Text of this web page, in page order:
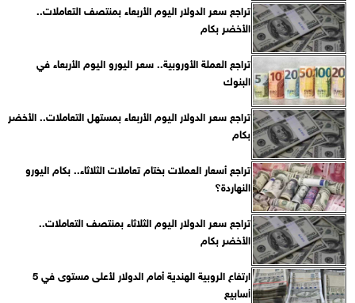
تراجع سعر الدولار اليوم الأربعاء بمنتصف التعاملات..
الأخضر بكام
تراجع العملة الأوروبية.. سعر اليورو اليوم الأربعاء في
البنوك
تراجع سعر الدولار اليوم الأربعاء بمستهل التعاملات.. الأخضر
بكام
تراجع أسعار العملات بختام تعاملات الثلاثاء.. بكام اليورو
النهاردة؟
تراجع سعر الدولار اليوم الثلاثاء بمنتصف التعاملات..
الأخضر بكام
ارتفاع الروبية الهندية أمام الدولار لأعلى مستوى في 5
أسابيع